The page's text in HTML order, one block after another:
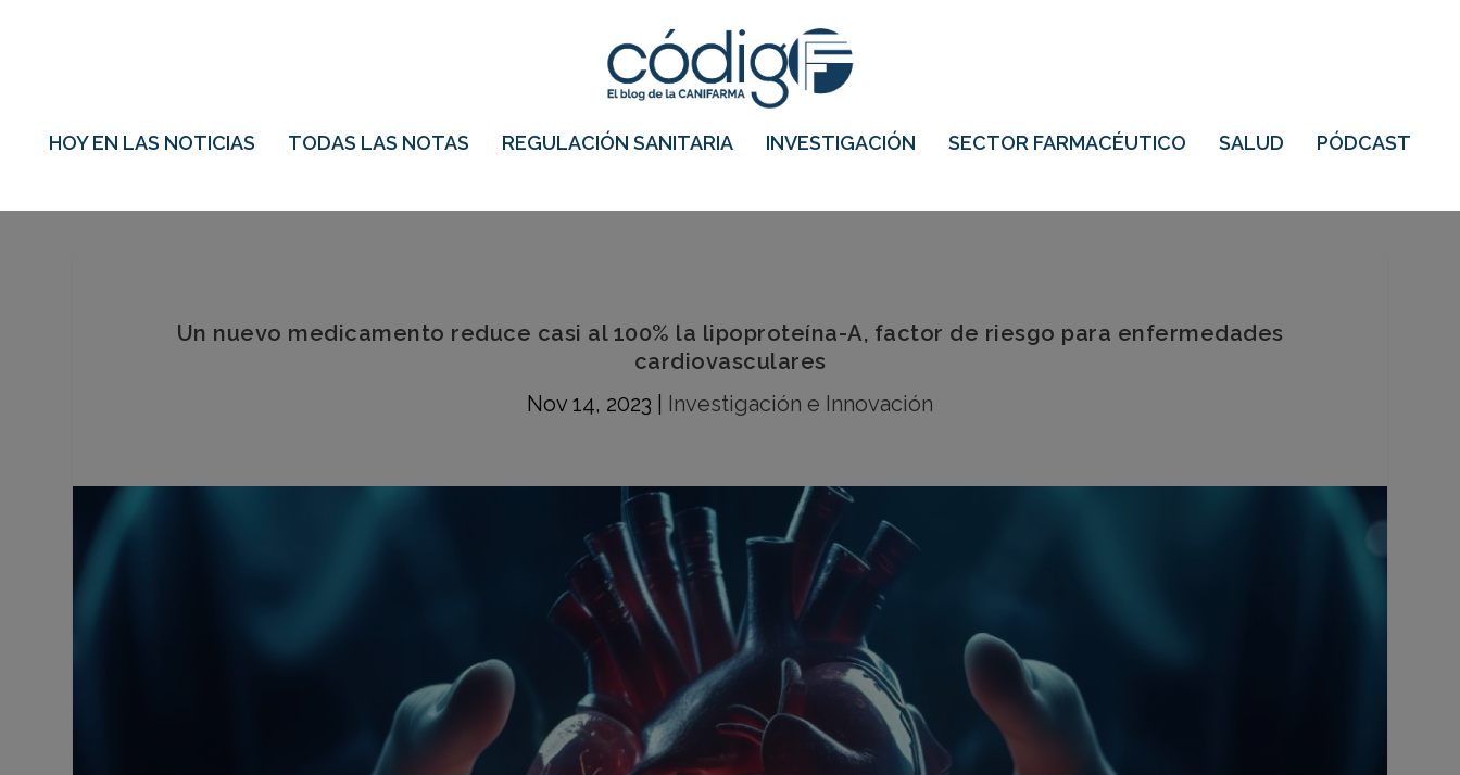
HOY EN LAS NOTICIAS TODAS LAS NOTAS REGULACIÓN SANITARIA INVESTIGACIÓN SECTOR FARMACÉUTICO SALUD PÓDCAST
Un nuevo medicamento reduce casi al 100% la lipoproteína-A, factor de riesgo para enfermedades
cardiovasculares
Nov 14, 2023
Investigación e Innovación